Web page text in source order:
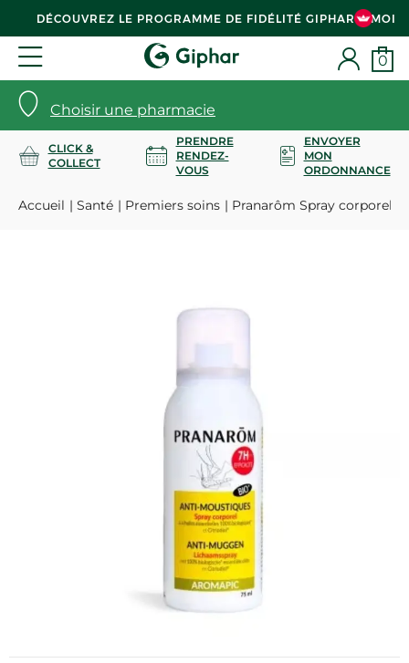
DÉCOUVREZ LE PROGRAMME DE FIDÉLITÉ GIPHAR & MOI
Choisir une pharmacie
0
CLICK &
COLLECT
PRENDRE
RENDEZ-
VOUS
ENVOYER
MON
ORDONNANCE
Accueil Santé Premiers soins Pranarôm Spray corporel